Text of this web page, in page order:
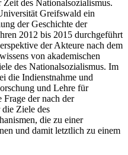
des Nationalsozialismus.
Greifswald ein
der Geschichte der
2012 bis 2015 durchgeführt
der Akteure nach dem
von akademischen
des Nationalsozialismus. Im
die Indienstnahme und
und Lehre für
der nach der
Ziele des
die zu einer
und damit letztlich zu einem